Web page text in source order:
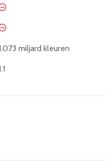
miljard kleuren